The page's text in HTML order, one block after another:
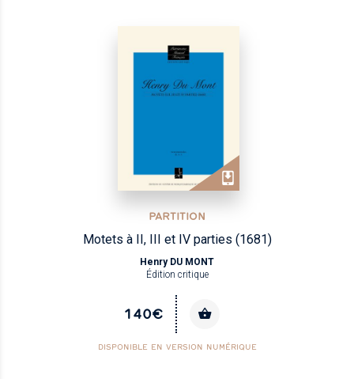
PARTITION
Motets à II, III et IV parties (1681)
Henry DU MONT
Édition critique
140€
DISPONIBLE EN VERSION NUMÉRIQUE